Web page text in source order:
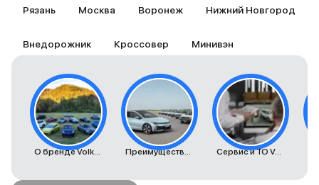
Рязань Москва Воронеж Нижний Новгород
Внедорожник Кроссовер Минивэн
О бренде Volkswagen Преимущества автомобилей Volkswagen Сервис и ТО Volkswagen